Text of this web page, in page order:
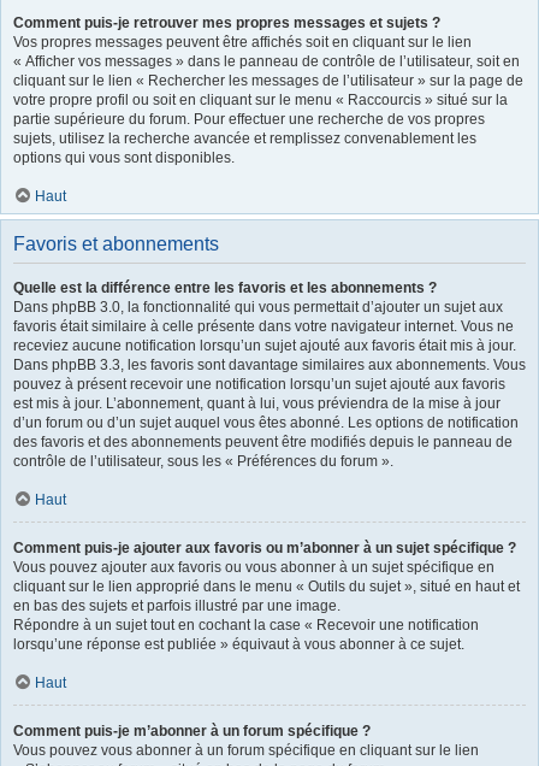
Comment puis-je retrouver mes propres messages et sujets ?
Vos propres messages peuvent être affichés soit en cliquant sur le lien
« Afficher vos messages » dans le panneau de contrôle de l’utilisateur, soit en
cliquant sur le lien « Rechercher les messages de l’utilisateur » sur la page de
votre propre profil ou soit en cliquant sur le menu « Raccourcis » situé sur la
partie supérieure du forum. Pour effectuer une recherche de vos propres
sujets, utilisez la recherche avancée et remplissez convenablement les
options qui vous sont disponibles.
Haut
Favoris et abonnements
Quelle est la différence entre les favoris et les abonnements ?
Dans phpBB 3.0, la fonctionnalité qui vous permettait d’ajouter un sujet aux
favoris était similaire à celle présente dans votre navigateur internet. Vous ne
receviez aucune notification lorsqu’un sujet ajouté aux favoris était mis à jour.
Dans phpBB 3.3, les favoris sont davantage similaires aux abonnements. Vous
pouvez à présent recevoir une notification lorsqu’un sujet ajouté aux favoris
est mis à jour. L’abonnement, quant à lui, vous préviendra de la mise à jour
d’un forum ou d’un sujet auquel vous êtes abonné. Les options de notification
des favoris et des abonnements peuvent être modifiés depuis le panneau de
contrôle de l’utilisateur, sous les « Préférences du forum ».
Haut
Comment puis-je ajouter aux favoris ou m’abonner à un sujet spécifique ?
Vous pouvez ajouter aux favoris ou vous abonner à un sujet spécifique en
cliquant sur le lien approprié dans le menu « Outils du sujet », situé en haut et
en bas des sujets et parfois illustré par une image.
Répondre à un sujet tout en cochant la case « Recevoir une notification
lorsqu’une réponse est publiée » équivaut à vous abonner à ce sujet.
Haut
Comment puis-je m’abonner à un forum spécifique ?
Vous pouvez vous abonner à un forum spécifique en cliquant sur le lien